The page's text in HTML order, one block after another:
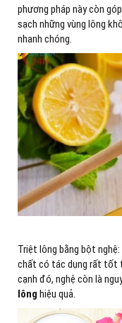
phương pháp này còn
sạch những vùng lông
nhanh chóng.
Triệt lông bằng bột
chất có tác dụng rất tốt
cạnh đó, nghệ còn là
lông hiệu quả.